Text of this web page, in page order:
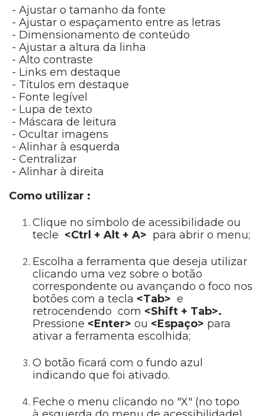
- Ajustar o tamanho da fonte
- Ajustar o espaçamento entre as letras
- Dimensionamento de conteúdo
- Ajustar a altura da linha
- Alto contraste
- Links em destaque
- Títulos em destaque
- Fonte legível
- Lupa de texto
- Máscara de leitura
- Ocultar imagens
- Alinhar à esquerda
- Centralizar
- Alinhar à direita
Como utilizar :
Clique no símbolo de acessibilidade ou
tecle <Ctrl + Alt + A> para abrir o menu;
Escolha a ferramenta que deseja utilizar
clicando uma vez sobre o botão
correspondente ou avançando o foco nos
botões com a tecla <Tab> e
retrocendendo com <Shift + Tab>.
Pressione <Enter> ou <Espaço> para
ativar a ferramenta escolhida;
O botão ficará com o fundo azul
indicando que foi ativado.
Feche o menu clicando no "X" (no topo